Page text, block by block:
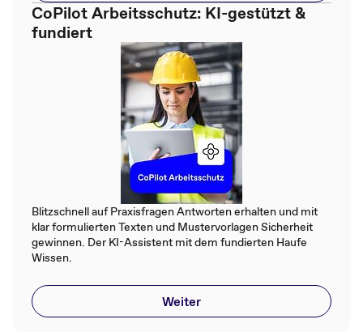
CoPilot Arbeitsschutz: KI-gestützt &
fundiert
Blitzschnell auf Praxisfragen Antworten erhalten und mit
klar formulierten Texten und Mustervorlagen Sicherheit
gewinnen. Der KI-Assistent mit dem fundierten Haufe
Wissen.
Weiter